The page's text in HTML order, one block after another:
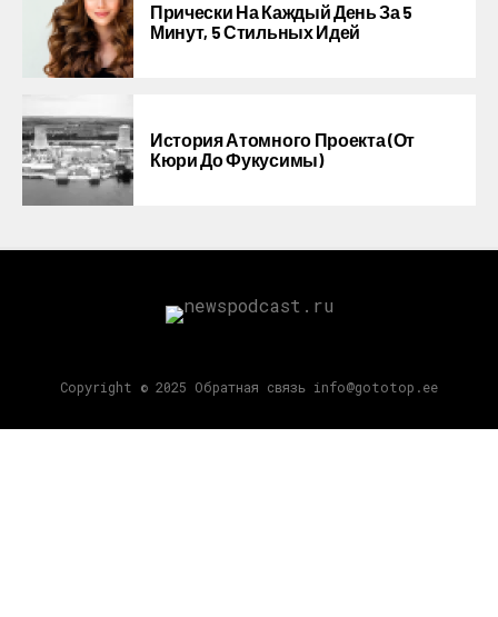
Прически На Каждый День За 5
Минут, 5 Стильных Идей
История Атомного Проекта (от
Кюри До Фукусимы)
Copyright © 2025 Обратная связь info@gototop.ee